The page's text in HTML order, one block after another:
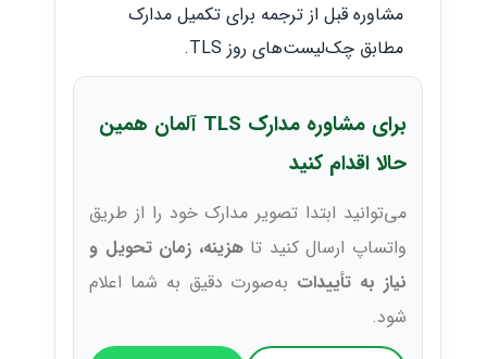
مشاوره قبل از ترجمه برای تکمیل مدارک
مطابق چک‌لیست‌های روز TLS.
برای مشاوره مدارک TLS آلمان همین
حالا اقدام کنید
می‌توانید ابتدا تصویر مدارک خود را از طریق
واتساپ ارسال کنید تاهزینه، زمان تحویل و
نیاز به تأییدات به‌صورت دقیق به شما اعلام
شود.